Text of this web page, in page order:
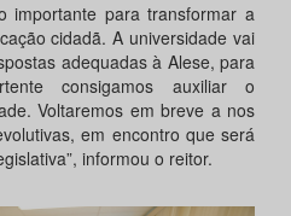
importante para transformar a
cidadã. A universidade vai
adequadas à Alese, para
consigamos auxiliar o
Voltaremos em breve a nos
em encontro que será
informou o reitor.